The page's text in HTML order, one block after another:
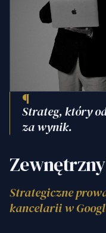
Strategiczne
kancelarii w
¶
Strateg, który
za wynik.